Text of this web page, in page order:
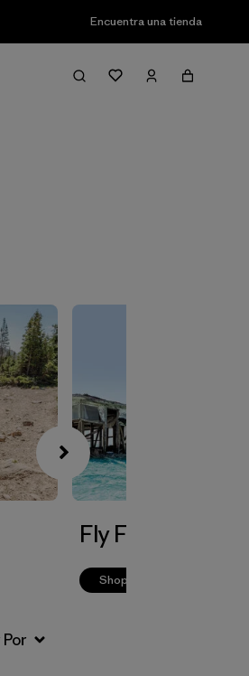
Encuentra una tienda
Filter & Sort
Fly Fishing
Shop